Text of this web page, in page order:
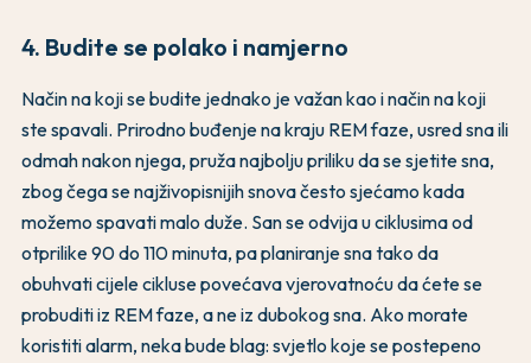
4. Budite se polako i namjerno
Način na koji se budite jednako je važan kao i način na koji
ste spavali. Prirodno buđenje na kraju REM faze, usred sna ili
odmah nakon njega, pruža najbolju priliku da se sjetite sna,
zbog čega se najživopisnijih snova često sjećamo kada
možemo spavati malo duže. San se odvija u ciklusima od
otprilike 90 do 110 minuta, pa planiranje sna tako da
obuhvati cijele cikluse povećava vjerovatnoću da ćete se
probuditi iz REM faze, a ne iz dubokog sna. Ako morate
koristiti alarm, neka bude blag: svjetlo koje se postepeno